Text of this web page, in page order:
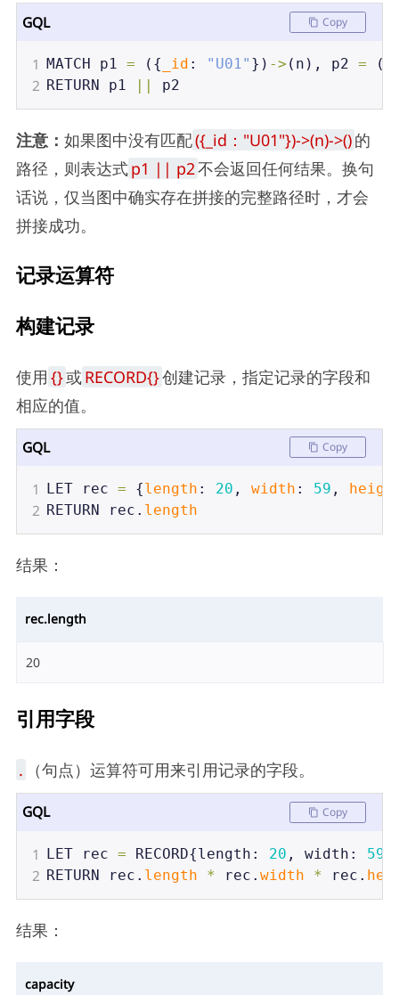
GQL Copy
1 MATCH p1 = ({ _id : "U01" }) -> ( n ), p2 = (
2 RETURN p1 p2
注意： 如果图中没有匹配({_id："U01"})->(n)->()的
路径，则表达式p1 || p2不会返回任何结果。换句
话说，仅当图中确实存在拼接的完整路径时，才会
拼接成功。
记录运算符
构建记录
使用 {}或RECORD{}创建记录，指定记录的字段和
相应的值。
GQL Copy
1 LET rec = { length : 20 , width : 59 ,
2 RETURN rec . length
结果：
rec.length
20
引用字段
. （句点）运算符可用来引用记录的字段。
GQL Copy
1 LET rec = RECORD{length : 20 , width : 59
2 RETURN rec . length * rec . width * rec .
结果：
capacity